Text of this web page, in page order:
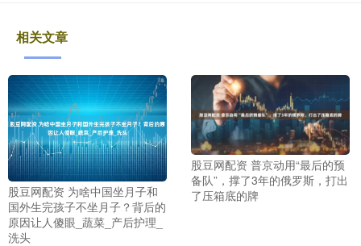
相关文章
股豆网配资 为啥中国坐月子和
国外生完孩子不坐月子？背后的
原因让人傻眼_蔬菜_产后护理_
洗头
股豆网配资 普京动用“最后的预
备队”，撑了3年的俄罗斯，打出
了压箱底的牌